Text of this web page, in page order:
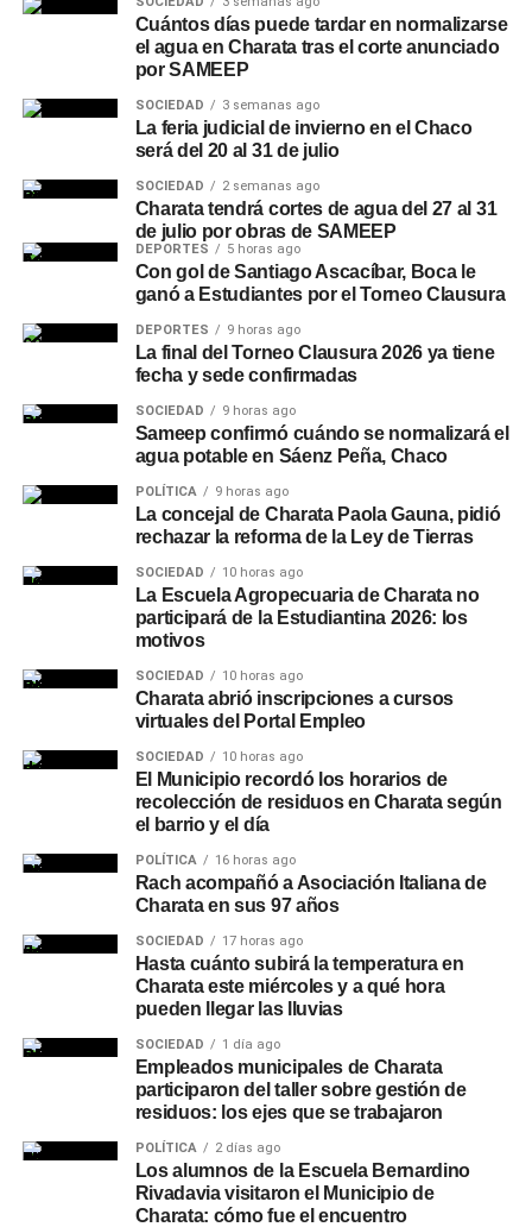
Cuántos días puede tardar en normalizarse
el agua en Charata tras el corte anunciado
por SAMEEP
SOCIEDAD 3 semanas ago
La feria judicial de invierno en el Chaco
será del 20 al 31 de julio
SOCIEDAD 2 semanas ago
Charata tendrá cortes de agua del 27 al 31
de julio por obras de SAMEEP
DEPORTES 5 horas ago
Con gol de Santiago Ascacíbar, Boca le
ganó a Estudiantes por el Torneo Clausura
DEPORTES 9 horas ago
La final del Torneo Clausura 2026 ya tiene
fecha y sede confirmadas
SOCIEDAD 9 horas ago
Sameep confirmó cuándo se normalizará el
agua potable en Sáenz Peña, Chaco
POLÍTICA 9 horas ago
La concejal de Charata Paola Gauna, pidió
rechazar la reforma de la Ley de Tierras
SOCIEDAD 10 horas ago
La Escuela Agropecuaria de Charata no
participará de la Estudiantina 2026: los
motivos
SOCIEDAD 10 horas ago
Charata abrió inscripciones a cursos
virtuales del Portal Empleo
SOCIEDAD 10 horas ago
El Municipio recordó los horarios de
recolección de residuos en Charata según
el barrio y el día
POLÍTICA 16 horas ago
Rach acompañó a Asociación Italiana de
Charata en sus 97 años
SOCIEDAD 17 horas ago
Hasta cuánto subirá la temperatura en
Charata este miércoles y a qué hora
pueden llegar las lluvias
SOCIEDAD 1 día ago
Empleados municipales de Charata
participaron del taller sobre gestión de
residuos: los ejes que se trabajaron
POLÍTICA 2 días ago
Los alumnos de la Escuela Bernardino
Rivadavia visitaron el Municipio de
Charata: cómo fue el encuentro